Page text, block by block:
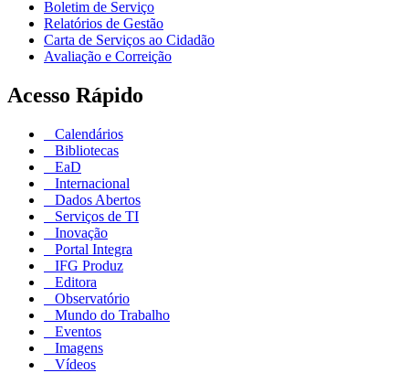
Boletim de Serviço
Relatórios de Gestão
Carta de Serviços ao Cidadão
Avaliação e Correição
Acesso Rápido
Calendários
Bibliotecas
EaD
Internacional
Dados Abertos
Serviços de TI
Inovação
Portal Integra
IFG Produz
Editora
Observatório
Mundo do Trabalho
Eventos
Imagens
Vídeos